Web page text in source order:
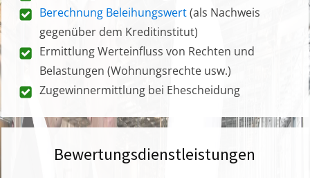
Berechnung Beleihungswert(als Nachweis
gegenüber dem Kreditinstitut)
Ermittlung Werteinfluss von Rechten und
Belastungen (Wohnungsrechte usw.)
Zugewinnermittlung bei Ehescheidung
Bewertungsdienstleistungen